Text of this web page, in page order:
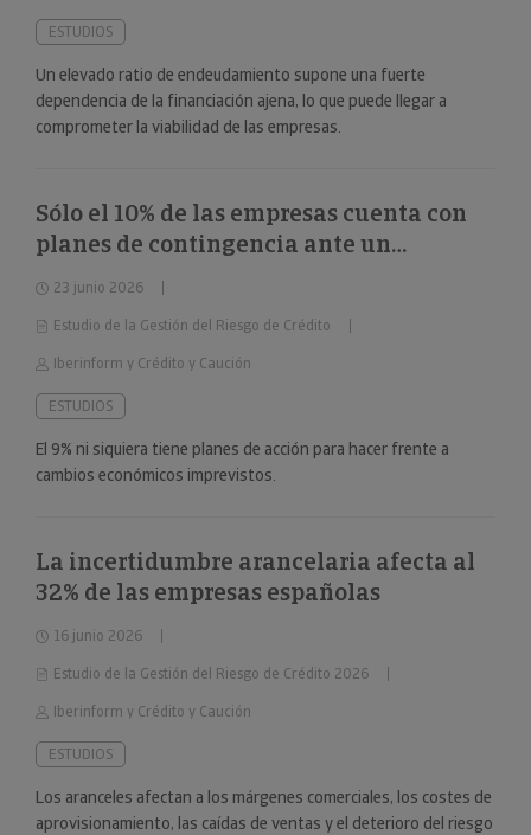
ESTUDIOS
Un elevado ratio de endeudamiento supone una fuerte
dependencia de la financiación ajena, lo que puede llegar a
comprometer la viabilidad de las empresas.
Sólo el 10% de las empresas cuenta con
planes de contingencia ante un
deterioro repentino de la situación
económica
23 junio 2026
Estudio de la Gestión del Riesgo de Crédito
Iberinform y Crédito y Caución
ESTUDIOS
El 9% ni siquiera tiene planes de acción para hacer frente a
cambios económicos imprevistos.
La incertidumbre arancelaria afecta al
32% de las empresas españolas
16 junio 2026
Estudio de la Gestión del Riesgo de Crédito 2026
Iberinform y Crédito y Caución
ESTUDIOS
Los aranceles afectan a los márgenes comerciales, los costes de
aprovisionamiento, las caídas de ventas y el deterioro del riesgo